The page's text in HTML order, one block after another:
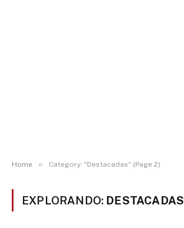
Home » Category: "Destacadas" (Page 2)
EXPLORANDO: DESTACADAS